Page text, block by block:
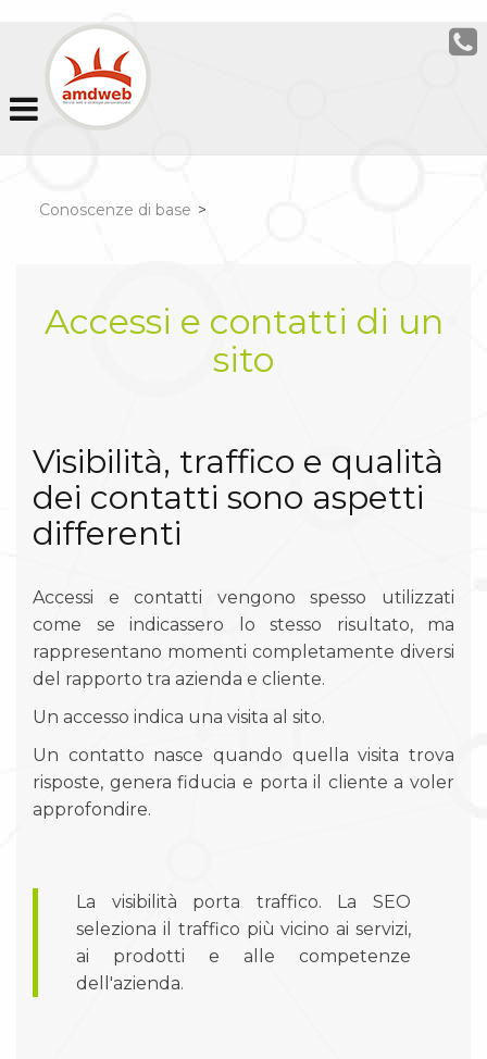
Conoscenze di base >
Accessi e contatti di un
sito
Visibilità, traffico e qualità
dei contatti sono aspetti
differenti
Accessi e contatti vengono spesso utilizzati
come se indicassero lo stesso risultato, ma
rappresentano momenti completamente diversi
del rapporto tra azienda e cliente.
Un accesso indica una visita al sito.
Un contatto nasce quando quella visita trova
risposte, genera fiducia e porta il cliente a voler
approfondire.
La visibilità porta traffico. La SEO
seleziona il traffico più vicino ai servizi,
ai prodotti e alle competenze
dell'azienda.